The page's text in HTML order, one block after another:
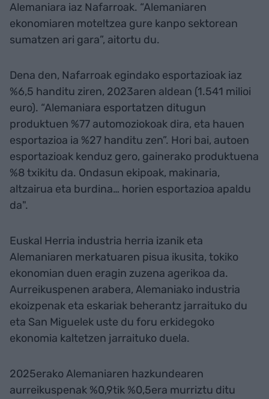
Alemaniara iaz Nafarroak. “Alemaniaren
ekonomiaren moteltzea gure kanpo sektorean
sumatzen ari gara”, aitortu du.
Dena den, Nafarroak egindako esportazioak iaz
%6,5 handitu ziren, 2023aren aldean (1.541 milioi
euro). “Alemaniara esportatzen ditugun
produktuen %77 automoziokoak dira, eta hauen
esportazioa ia %27 handitu zen”. Hori bai, autoen
esportazioak kenduz gero, gainerako produktuena
%8 txikitu da. Ondasun ekipoak, makinaria,
altzairua eta burdina… horien esportazioa apaldu
da".
Euskal Herria industria herria izanik eta
Alemaniaren merkatuaren pisua ikusita, tokiko
ekonomian duen eragin zuzena agerikoa da.
Aurreikuspenen arabera, Alemaniako industria
ekoizpenak eta eskariak beherantz jarraituko du
eta San Miguelek uste du foru erkidegoko
ekonomia kaltetzen jarraituko duela.
2025erako Alemaniaren hazkundearen
aurreikuspenak %0,9tik %0,5era murriztu ditu